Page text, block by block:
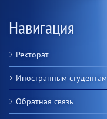
Навигация
Ректорат
Иностранным студентам
Обратная связь